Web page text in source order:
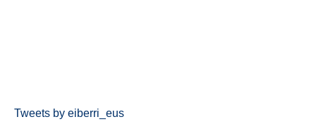
Tweets by eiberri_eus